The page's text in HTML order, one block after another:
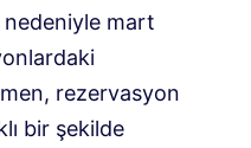
nedeniyle mart
rezervasyon
bir şekilde